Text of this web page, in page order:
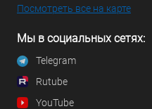
Посмотреть все на карте
Мы в социальных сетях:
Telegram
Rutube
YouTube